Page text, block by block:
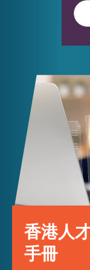
在香港特
屆全國人
議通過的
詮釋的《
中國國籍的
香港人
手冊